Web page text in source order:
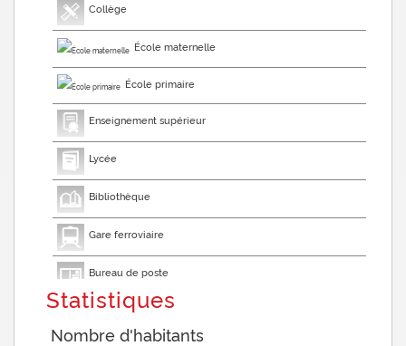
Collège
École maternelle
École primaire
Enseignement supérieur
Lycée
Bibliothèque
Gare ferroviaire
Bureau de poste
Mairie
Statistiques
Nombre d'habitants